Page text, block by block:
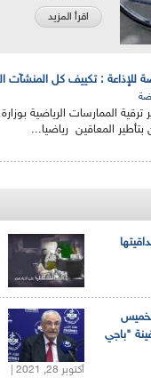
اقرأ المزيد
للإذاعة : تكييف كل المنشآت
الممارسات الرياضية بوزارة
المعاقين رياضيا...
أكتوبر 28, 2021 |
"باجي